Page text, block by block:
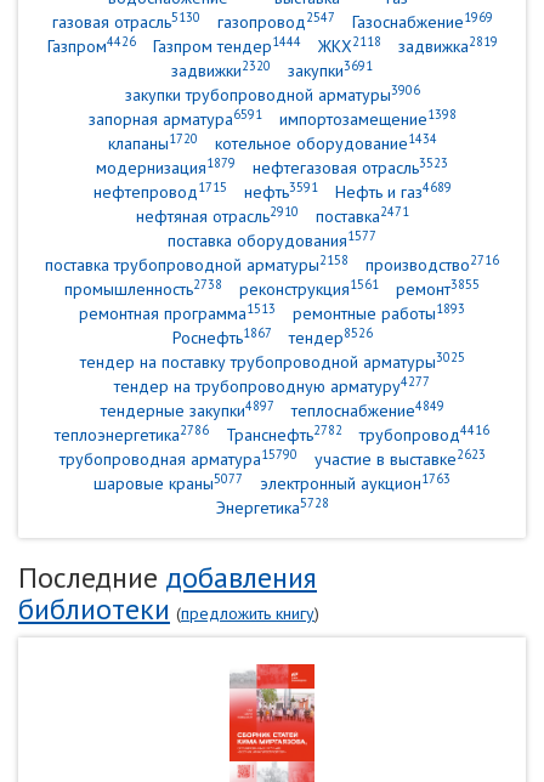
газовая отрасль5130 газопровод2547 Газоснабжение1969
Газпром4426 Газпром тендер1444 ЖКХ2118 задвижка2819
задвижки2320 закупки3691
закупки трубопроводной арматуры3906
запорная арматура6591 импортозамещение1398
клапаны1720 котельное оборудование1434
модернизация1879 нефтегазовая отрасль3523
нефтепровод1715 нефть3591 Нефть и газ4689
нефтяная отрасль2910 поставка2471
поставка оборудования1577
поставка трубопроводной арматуры2158 производство2716
промышленность2738 реконструкция1561 ремонт3855
ремонтная программа1513 ремонтные работы1893
Роснефть1867 тендер8526
тендер на поставку трубопроводной арматуры3025
тендер на трубопроводную арматуру4277
тендерные закупки4897 теплоснабжение4849
теплоэнергетика2786 Транснефть2782 трубопровод4416
трубопроводная арматура15790 участие в выставке2623
шаровые краны5077 электронный аукцион1763
Энергетика5728
Последние добавления
библиотеки (предложить книгу)